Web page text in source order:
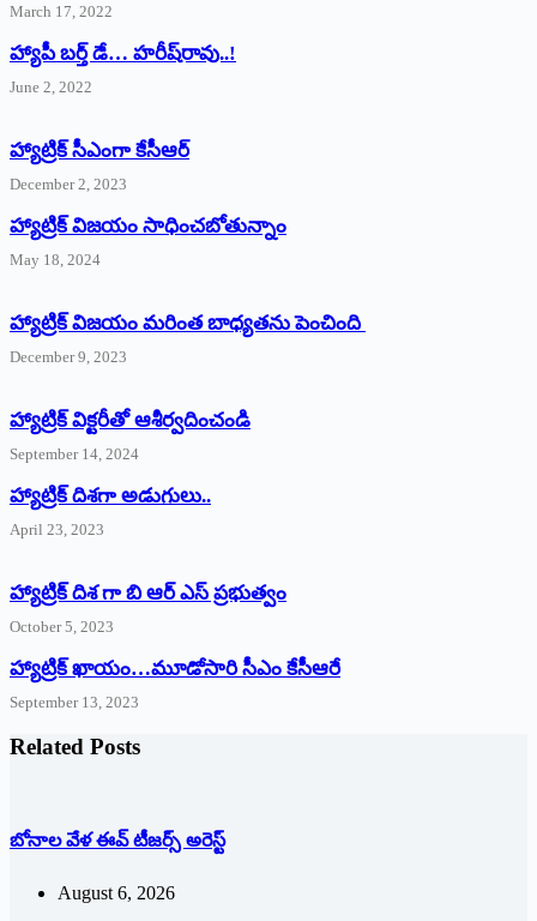
March 17, 2022
హ్యాపీ బర్త్ ‌డే… హరీష్‌రావు..!
June 2, 2022
హ్యాట్రిక్‌ ‌సీఎంగా కేసీఆర్‌
December 2, 2023
హ్యాట్రిక్‌ విజయం సాధించబోతున్నాం
May 18, 2024
హ్యాట్రిక్ విజయం మరింత బాధ్యతను పెంచింది
December 9, 2023
హ్యాట్రిక్‌ ‌విక్టరీతో ఆశీర్వదించండి
September 14, 2024
‌హ్యాట్రిక్‌ ‌దిశగా అడుగులు..
April 23, 2023
హ్యాట్రిక్ దిశ గా బి ఆర్ ఎస్ ప్రభుత్వం
October 5, 2023
హ్యాట్రిక్‌ ‌ఖాయం…మూడోసారి సీఎం కేసీఆరే
September 13, 2023
Related Posts
బోనాల వేళ ఈవ్‌ ‌టీజర్స్ అరెస్ట్
August 6, 2026